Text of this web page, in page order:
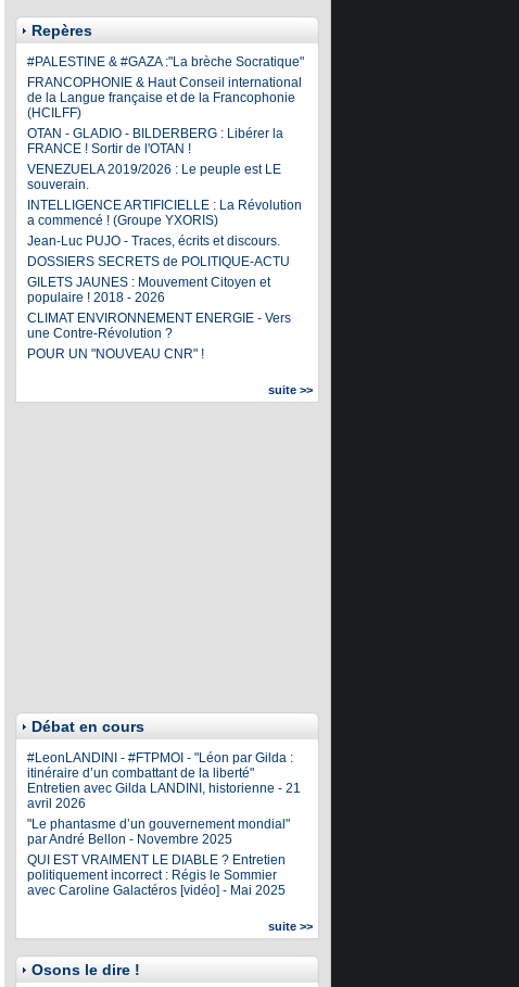
Repères
#PALESTINE & #GAZA :"La brèche Socratique"
FRANCOPHONIE & Haut Conseil international
de la Langue française et de la Francophonie
(HCILFF)
OTAN - GLADIO - BILDERBERG : Libérer la
FRANCE ! Sortir de l'OTAN !
VENEZUELA 2019/2026 : Le peuple est LE
souverain.
INTELLIGENCE ARTIFICIELLE : La Révolution
a commencé ! (Groupe YXORIS)
Jean-Luc PUJO - Traces, écrits et discours.
DOSSIERS SECRETS de POLITIQUE-ACTU
GILETS JAUNES : Mouvement Citoyen et
populaire ! 2018 - 2026
CLIMAT ENVIRONNEMENT ENERGIE - Vers
une Contre-Révolution ?
POUR UN "NOUVEAU CNR" !
suite >>
Débat en cours
#LeonLANDINI - #FTPMOI - "Léon par Gilda :
itinéraire d’un combattant de la liberté"
Entretien avec Gilda LANDINI, historienne - 21
avril 2026
"Le phantasme d’un gouvernement mondial"
par André Bellon - Novembre 2025
QUI EST VRAIMENT LE DIABLE ? Entretien
politiquement incorrect : Régis le Sommier
avec Caroline Galactéros [vidéo] - Mai 2025
suite >>
Osons le dire !